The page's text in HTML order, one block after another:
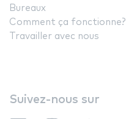
Bureaux
Comment ça fonctionne?
Travailler avec nous
Suivez-nous sur